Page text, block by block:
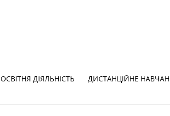
ОСВІТНЯ ДІЯЛЬНІСТЬ ДИСТАНЦІЙНЕ